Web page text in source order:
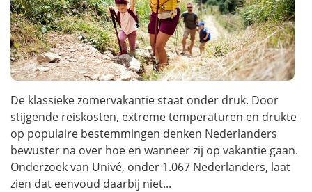
De klassieke zomervakantie staat onder druk. Door
stijgende reiskosten, extreme temperaturen en drukte
op populaire bestemmingen denken Nederlanders
bewuster na over hoe en wanneer zij op vakantie gaan.
Onderzoek van Univé, onder 1.067 Nederlanders, laat
zien dat eenvoud daarbij niet...